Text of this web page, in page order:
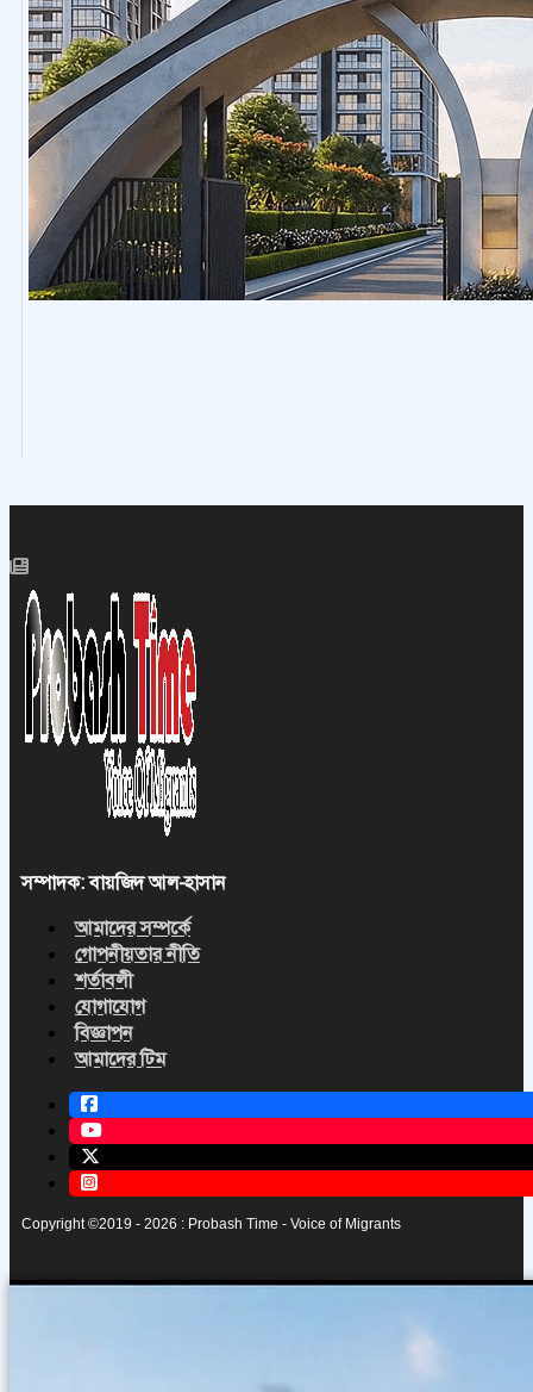
সম্পাদক: বায়জিদ আল-হাসান
আমাদের সম্পর্কে
গোপনীয়তার নীতি
শর্তাবলী
যোগাযোগ
বিজ্ঞাপন
আমাদের টিম
Copyright ©2019 - 2026 : Probash Time - Voice of Migrants